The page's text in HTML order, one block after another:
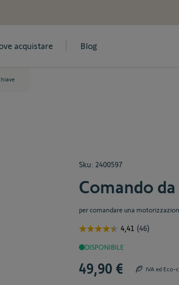
acquistare Blog
Sku: 2400597
Comando
per comandare una
DISPONIBILE
49,90 € IVA ed Eco-